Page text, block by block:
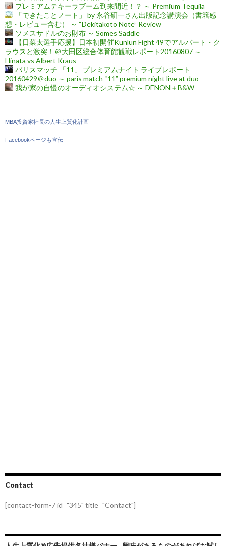
プレミアムテキーラブーム到来間近！？ ～ Premium Tequila
「できたことノート」 by 永谷研一さん出版記念講演会（書籍感
想・レビュー含む） ～ “Dekitakoto Note” Review
ソメスサドルのお財布 ～ Somes Saddle
【日菜太選手応援】日本初開催Kunlun Fight 49でアルバート・ク
ラウスと激突！＠大田区総合体育館観戦レポート20160807 ～
Hinata vs Albert Kraus
パリスマッチ 「11」 プレミアムナイト ライブレポート
20160429＠duo ～ paris match “11” premium night live at duo
我が家の自慢のオーディオシステム☆ ～ DENON＋B&W
MBA投資家社長の人生上質化計画
Facebookページも宣伝
Contact
[contact-form-7 id="345" title="Contact"]